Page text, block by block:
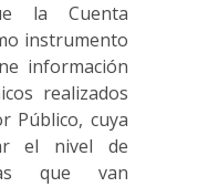
la Cuenta
instrumento
información
realizados
Público, cuya
el nivel de
que van